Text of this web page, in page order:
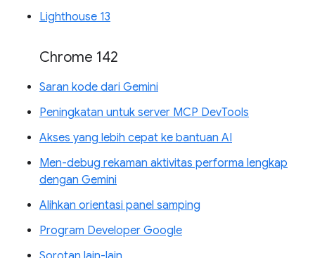
Lighthouse 13
Chrome 142
Saran kode dari Gemini
Peningkatan untuk server MCP DevTools
Akses yang lebih cepat ke bantuan AI
Men-debug rekaman aktivitas performa lengkap
dengan Gemini
Alihkan orientasi panel samping
Program Developer Google